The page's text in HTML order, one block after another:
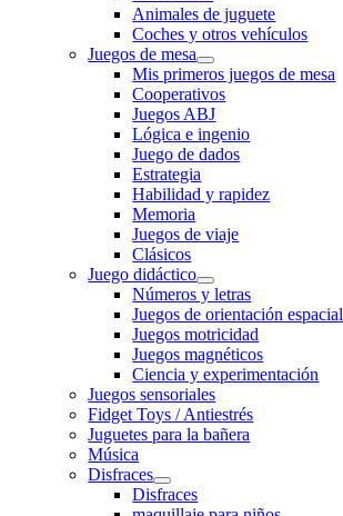
Animales de juguete
Coches y otros vehículos
Juegos de mesa
Mis primeros juegos de mesa
Cooperativos
Juegos ABJ
Lógica e ingenio
Juego de dados
Estrategia
Habilidad y rapidez
Memoria
Juegos de viaje
Clásicos
Juego didáctico
Números y letras
Juegos de orientación espacial
Juegos motricidad
Juegos magnéticos
Ciencia y experimentación
Juegos sensoriales
Fidget Toys / Antiestrés
Juguetes para la bañera
Música
Disfraces
Disfraces